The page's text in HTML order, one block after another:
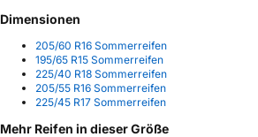
Dimensionen
205/60 R16 Sommerreifen
195/65 R15 Sommerreifen
225/40 R18 Sommerreifen
205/55 R16 Sommerreifen
225/45 R17 Sommerreifen
Mehr Reifen in dieser Größe